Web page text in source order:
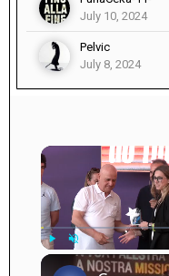
July 10, 2024
Pelvic
July 8, 2024
Unmute